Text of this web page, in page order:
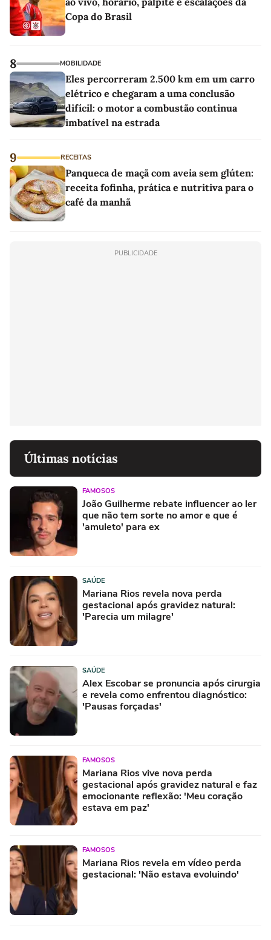
Copa do Brasil
8 MOBILIDADE
Eles percorreram 2.500 km em um carro
elétrico e chegaram a uma conclusão
difícil: o motor a combustão continua
imbatível na estrada
9 RECEITAS
Panqueca de maçã com aveia sem glúten:
receita fofinha, prática e nutritiva para o
café da manhã
PUBLICIDADE
Últimas notícias
FAMOSOS
João Guilherme rebate influencer ao ler
que não tem sorte no amor e que é
'amuleto' para ex
SAÚDE
Mariana Rios revela nova perda
gestacional após gravidez natural:
'Parecia um milagre'
SAÚDE
Alex Escobar se pronuncia após cirurgia
e revela como enfrentou diagnóstico:
'Pausas forçadas'
FAMOSOS
Mariana Rios vive nova perda
gestacional após gravidez natural e faz
emocionante reflexão: 'Meu coração
estava em paz'
FAMOSOS
Mariana Rios revela em vídeo perda
gestacional: 'Não estava evoluindo'